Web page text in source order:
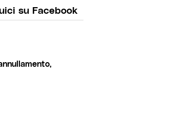
su Facebook